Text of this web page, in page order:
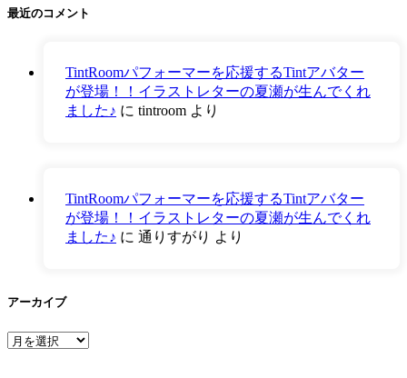
最近のコメント
TintRoomパフォーマーを応援するTintアバター
が登場！！イラストレターの夏瀬が生んでくれ
ました♪ に tintroom より
TintRoomパフォーマーを応援するTintアバター
が登場！！イラストレターの夏瀬が生んでくれ
ました♪ に 通りすがり より
アーカイブ
ア